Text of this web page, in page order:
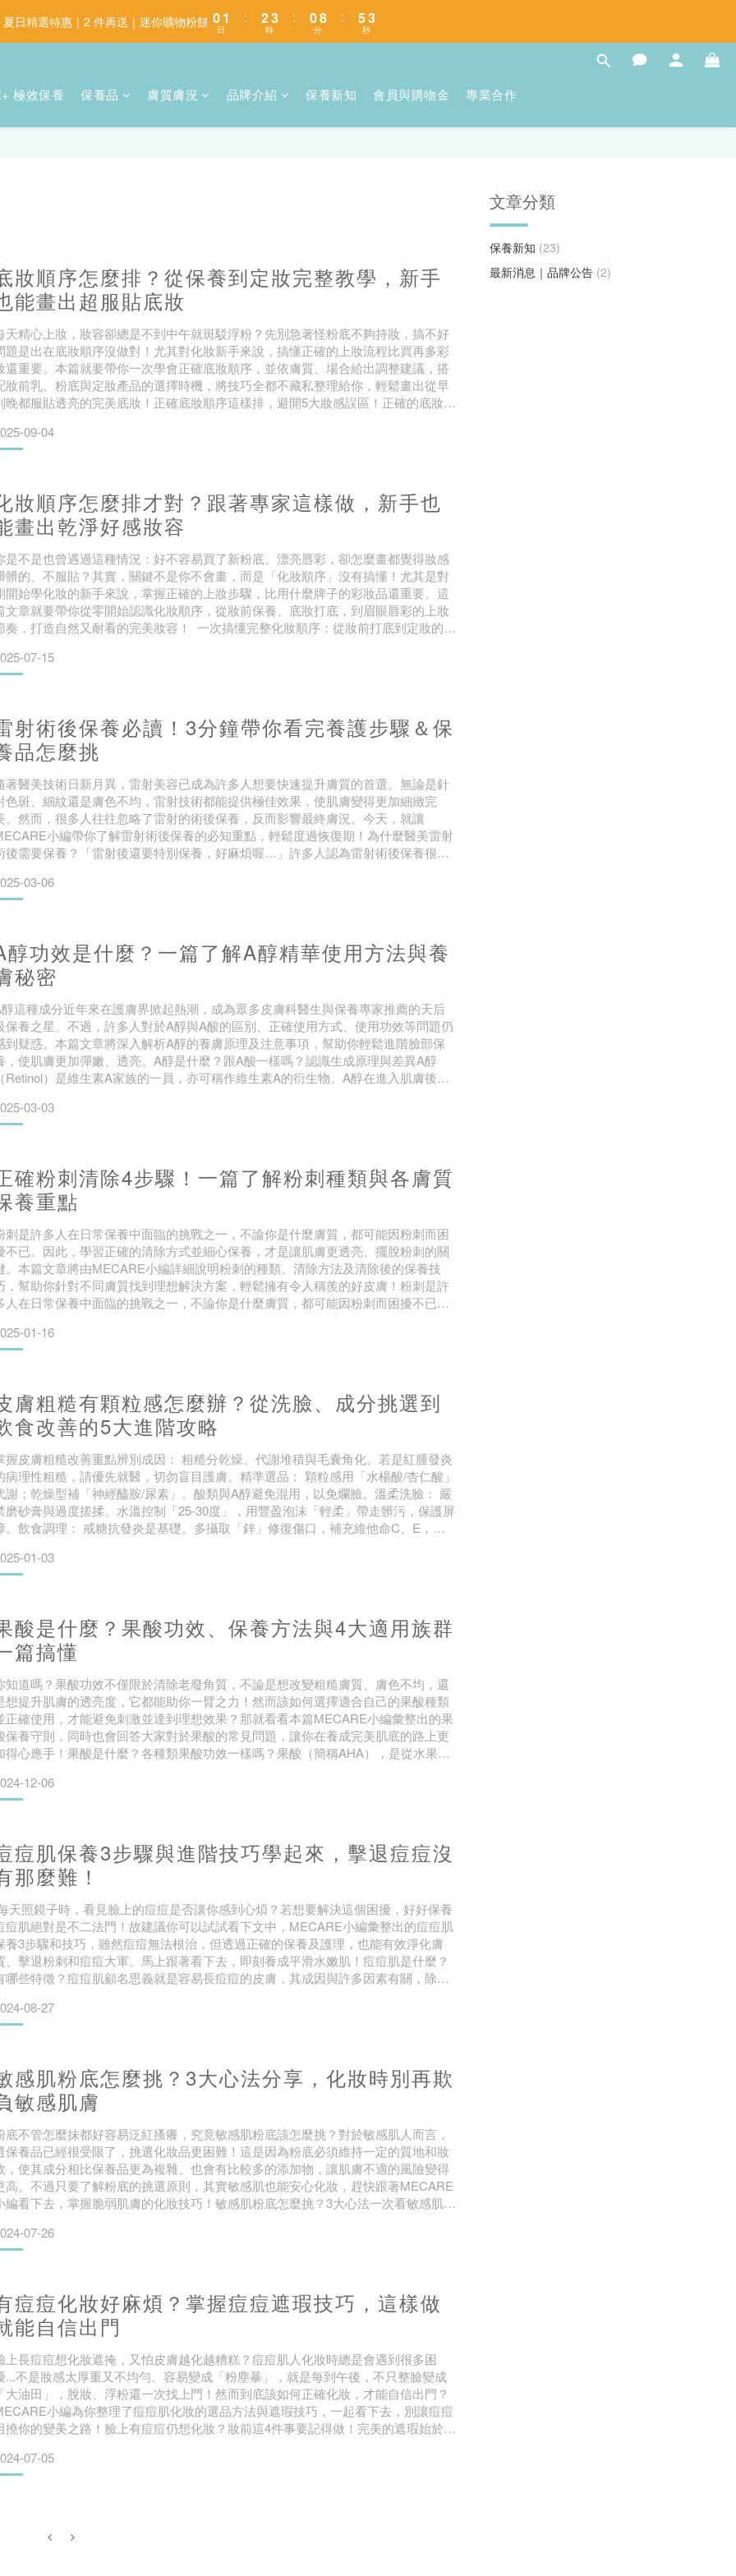
日精選特惠｜2 件再送｜迷你礦物粉餅 01
0
日
:
2
1
3
2
時
:
08
7
4
2
分
:
5
4
2
1
秒
極效保養 保養品 膚質膚況 品牌介紹 保養新知 會員與購物金 專業合作
妝順序怎麼排？從保養到定妝完整教學，新手
能畫出超服貼底妝
天精心上妝，妝容卻總是不到中午就斑駁浮粉？先別急著怪粉底不夠持妝，搞不好
題是出在底妝順序沒做對！尤其對化妝新手來說，搞懂正確的上妝流程比買再多彩
還重要。本篇就要帶你一次學會正確底妝順序，並依膚質、場合給出調整建議，搭
妝前乳、粉底與定妝產品的選擇時機，將技巧全都不藏私整理給你，輕鬆畫出從早
晚都服貼透亮的完美底妝！正確底妝順序這樣排，避開5大妝感誤區！正確的底妝順
➝ 定妝這步驟來進行。看似簡單的流程
09-04
妝順序怎麼排才對？跟著專家這樣做，新手也
畫出乾淨好感妝容
是不是也曾遇過這種情況：好不容易買了新粉底、漂亮唇彩，卻怎麼畫都覺得妝感
髒的、不服貼？其實，關鍵不是你不會畫，而是「化妝順序」沒有搞懂！尤其是對
開始學化妝的新手來說，掌握正確的上妝步驟，比用什麼牌子的彩妝品還重要。這
文章就要帶你從零開始認識化妝順序，從妝前保養、底妝打底，到眉眼唇彩的上妝
奏，打造自然又耐看的完美妝容！ 一次搞懂完整化妝順序：從妝前打底到定妝的基
程可以分成3大區塊：🔸 妝前保養階段：清潔 → 化
07-15
射術後保養必讀！3分鐘帶你看完養護步驟＆保
品怎麼挑
著醫美技術日新月異，雷射美容已成為許多人想要快速提升膚質的首選。無論是針
色斑、細紋還是膚色不均，雷射技術都能提供極佳效果，使肌膚變得更加細緻完
。然而，很多人往往忽略了雷射的術後保養，反而影響最終膚況。今天，就讓
小編帶你了解雷射術後保養的必知重點，輕鬆度過恢復期！為什麼醫美雷射
後需要保養？「雷射後還要特別保養，好麻煩喔…」許多人認為雷射術後保養很麻
膚會暫時處於敏弱狀態，因此，更細緻的呵護與保養不僅必要，
03-06
醇功效是什麼？一篇了解A醇精華使用方法與養
秘密
這種成分近年來在護膚界掀起熱潮，成為眾多皮膚科醫生與保養專家推薦的天后
保養之星。不過，許多人對於A醇與A酸的區別、正確使用方式、使用功效等問題仍
到疑惑。本篇文章將深入解析A醇的養膚原理及注意事項，幫助你輕鬆進階臉部保
，使肌膚更加彈嫩、透亮。A醇是什麼？跟A酸一樣嗎？認識生成原理與差異A醇
Retinol）是維生素A家族的一員，亦可稱作維生素A的衍生物。A醇在進入肌膚後，
效能。所以，雖然A醇跟
03-03
確粉刺清除4步驟！一篇了解粉刺種類與各膚質
養重點
刺是許多人在日常保養中面臨的挑戰之一，不論你是什麼膚質，都可能因粉刺而困
不已。因此，學習正確的清除方式並細心保養，才是讓肌膚更透亮、擺脫粉刺的關
。本篇文章將由MECARE小編詳細說明粉刺的種類、清除方法及清除後的保養技
，幫助你針對不同膚質找到理想解決方案，輕鬆擁有令人稱羨的好皮膚！粉刺是許
人在日常保養中面臨的挑戰之一，不論你是什麼膚質，都可能因粉刺而困擾不已。
章將由MECARE小編詳細說明粉刺的種類、清除方法及
01-16
膚粗糙有顆粒感怎麼辦？從洗臉、成分挑選到
食改善的5大進階攻略
握皮膚粗糙改善重點辨別成因： 粗糙分乾燥、代謝堆積與毛囊角化。若是紅腫發炎
病理性粗糙，請優先就醫，切勿盲目護膚。精準選品： 顆粒感用「水楊酸/杏仁酸」
謝；乾燥型補「神經醯胺/尿素」。酸類與A醇避免混用，以免爛臉。溫柔洗臉： 嚴
磨砂膏與過度搓揉。水溫控制「25-30度」，用豐盈泡沫「輕柔」帶走髒污，保護屏
。飲食調理： 戒糖抗發炎是基礎。多攝取「鋅」修復傷口，補充維他命C、E，並
」，停用刺激成分，讓皮膚自我修復
01-03
酸是什麼？果酸功效、保養方法與4大適用族群
篇搞懂
知道嗎？果酸功效不僅限於清除老廢角質，不論是想改變粗糙膚質、膚色不均，還
想提升肌膚的透亮度，它都能助你一臂之力！然而該如何選擇適合自己的果酸種類
正確使用，才能避免刺激並達到理想效果？那就看看本篇MECARE小編彙整出的果
保養守則，同時也會回答大家對於果酸的常見問題，讓你在養成完美肌底的路上更
得心應手！果酸是什麼？各種類果酸功效一樣嗎？果酸（簡稱AHA），是從水果、
況。而以下是常見的5種果酸，其性質、來源與功能都
12-06
痘肌保養3步驟與進階技巧學起來，擊退痘痘沒
那麼難！
天照鏡子時，看見臉上的痘痘是否讓你感到心煩？若想要解決這個困擾，好好保養
痘肌絕對是不二法門！故建議你可以試試看下文中，MECARE小編彙整出的痘痘肌
養3步驟和技巧，雖然痘痘無法根治，但透過正確的保養及護理，也能有效淨化膚
、擊退粉刺和痘痘大軍。馬上跟著看下去，即刻養成平滑水嫩肌！痘痘肌是什麼？
哪些特徵？痘痘肌顧名思義就是容易長痘痘的皮膚，其成因與許多因素有關，除了
慣等都會有影響，而這類型的皮膚通常會有以下特徵：
08-27
感肌粉底怎麼挑？3大心法分享，化妝時別再欺
敏感肌膚
底不管怎麼抹都好容易泛紅搔癢，究竟敏感肌粉底該怎麼挑？對於敏感肌人而言，
保養品已經很受限了，挑選化妝品更困難！這是因為粉底必須維持一定的質地和妝
，使其成分相比保養品更為複雜、也會有比較多的添加物，讓肌膚不適的風險變得
高。不過只要了解粉底的挑選原則，其實敏感肌也能安心化妝，趕快跟著MECARE
編看下去，掌握脆弱肌膚的化妝技巧！敏感肌粉底怎麼挑？3大心法一次看敏感肌人
成分 ➡ 避免刺激敏感肌膚對於某些成分較容易
07-26
痘痘化妝好麻煩？掌握痘痘遮瑕技巧，這樣做
能自信出門
上長痘痘想化妝遮掩，又怕皮膚越化越糟糕？痘痘肌人化妝時總是會遇到很多困
...不是妝感太厚重又不均勻、容易變成「粉塵暴」，就是每到午後，不只整臉變成
大油田」，脫妝、浮粉還一次找上門！然而到底該如何正確化妝，才能自信出門？
小編為你整理了痘痘肌化妝的選品方法與遮瑕技巧，一起看下去，別讓痘痘
撓你的變美之路！臉上有痘痘仍想化妝？妝前這4件事要記得做！完美的遮瑕始於穩
「先舒緩、再控油、後上妝」。第一步：溫和清潔，
07-05
文章分類
保養新知 (23)
最新消息｜品牌公告 (2)